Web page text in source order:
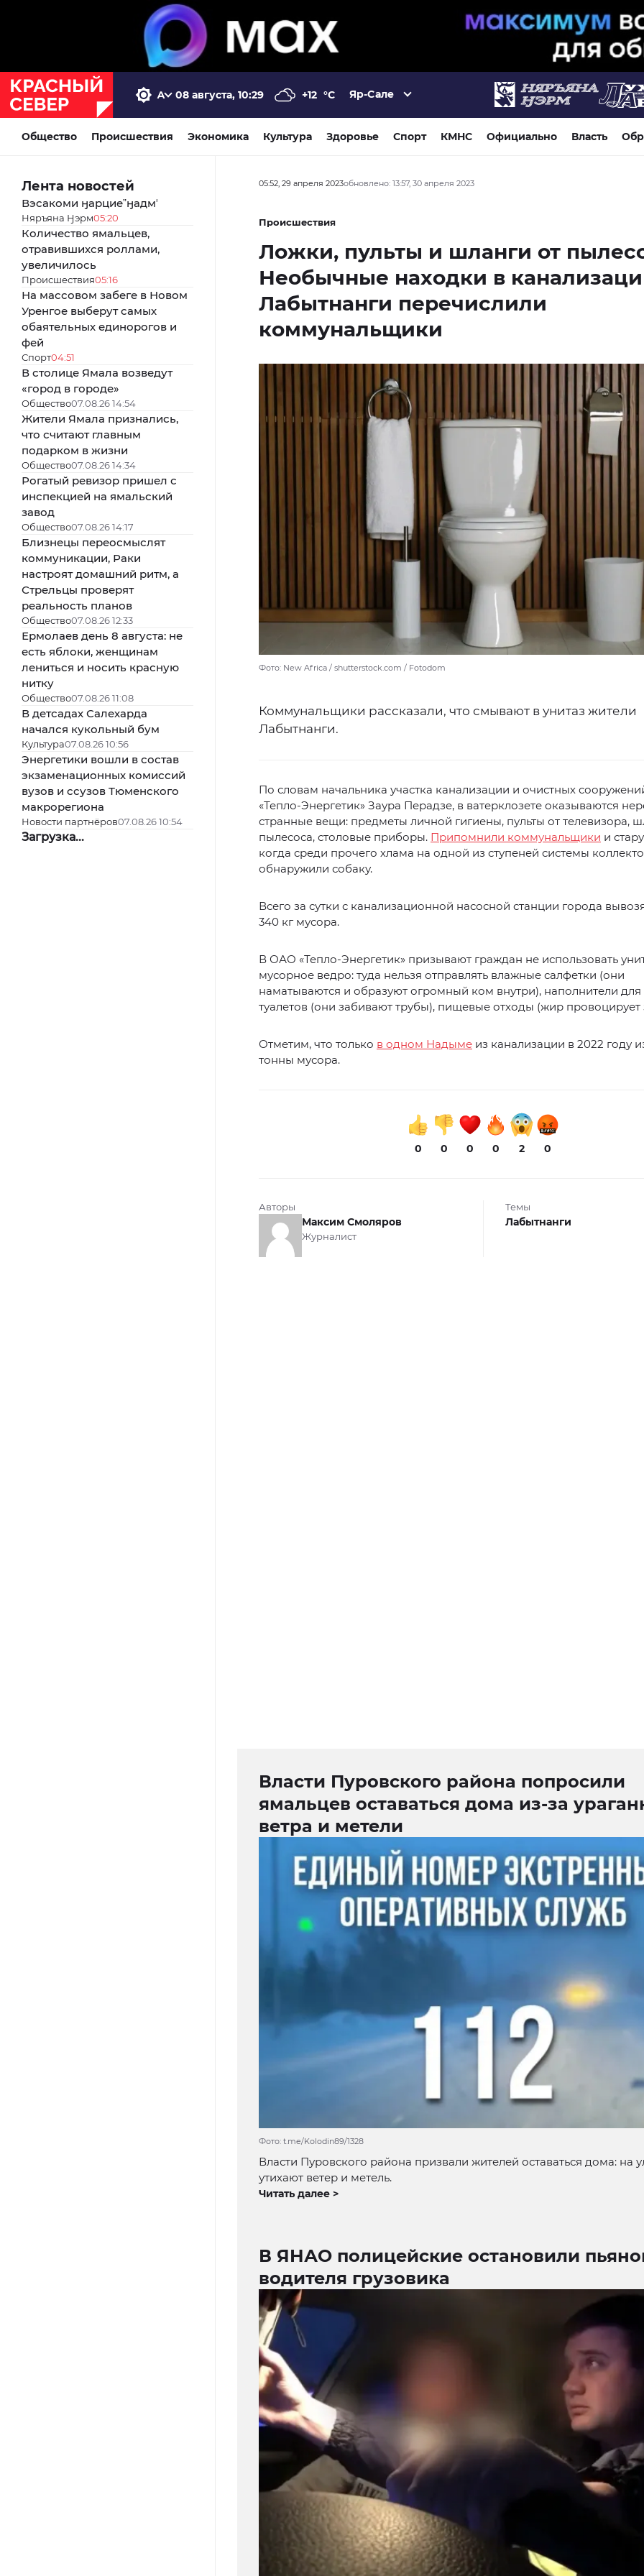
08 августа, 10:29 +12 °C Яр-Сале
Общество Происшествия Экономика Культура Здоровье Спорт КМНС Официально Власть
Лента новостей
Вэсакоми ӈарциеˮӈадмʼ
Няръяна Ӈэрм05:20
Количество ямальцев,
отравившихся роллами,
увеличилось
Происшествия05:16
На массовом забеге в Новом
Уренгое выберут самых
обаятельных единорогов и
фей
Спорт04:51
В столице Ямала возведут
«город в городе»
Общество07.08.26 14:54
Жители Ямала признались,
что считают главным
подарком в жизни
Общество07.08.26 14:34
Рогатый ревизор пришел с
инспекцией на ямальский
завод
Общество07.08.26 14:17
Близнецы переосмыслят
коммуникации, Раки
настроят домашний ритм, а
Стрельцы проверят
реальность планов
Общество07.08.26 12:33
Ермолаев день 8 августа: не
есть яблоки, женщинам
лениться и носить красную
нитку
Общество07.08.26 11:08
В детсадах Салехарда
начался кукольный бум
Культура07.08.26 10:56
Энергетики вошли в состав
экзаменационных комиссий
вузов и ссузов Тюменского
макрорегиона
Новости партнёров07.08.26 10:54
Загрузка...
05:52, 29 апреля 2023обновлено: 13:57, 30 апреля 2023
Происшествия
Ложки, пульты и шланги от
Необычные находки в
Лабытнанги перечислили
коммунальщики
Фото: New Africa / shutterstock.com / Fotodom
Коммунальщики рассказали, что смывают в унитаз жители
Лабытнанги.
По словам начальника участка канализации и очистных
«Тепло-Энергетик» Заура Перадзе, в ватерклозете оказываются
странные вещи: предметы личной гигиены, пульты от телевизора,
пылесоса, столовые приборы. Припомнили коммунальщики и
когда среди прочего хлама на одной из ступеней системы
обнаружили собаку.
Всего за сутки с канализационной насосной станции города
340 кг мусора.
В ОАО «Тепло-Энергетик» призывают граждан не использовать
мусорное ведро: туда нельзя отправлять влажные салфетки (они
наматываются и образуют огромный ком внутри), наполнители
туалетов (они забивают трубы), пищевые отходы (жир провоцирует
Отметим, что только в одном Надыме из канализации в 2022 году
тонны мусора.
0 0 0 0 2 0
Авторы
Максим Смоляров
Журналист
Темы
Лабытнанги
Власти Пуровского района попросили
ямальцев оставаться дома из-за
ветра и метели
Фото: t.me/Kolodin89/1328
Власти Пуровского района призвали жителей оставаться дома: на
утихают ветер и метель.
Читать далее >
В ЯНАО полицейские остановили
водителя грузовика